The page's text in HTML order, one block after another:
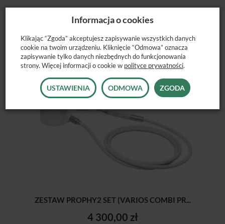
ZESTAW PROPHY2 SET (VARIOS COMBI PR...
4 300,00 zł
Informacja o cookies
Klikając “Zgoda” akceptujesz zapisywanie wszystkich danych
cookie na twoim urządzeniu. Kliknięcie “Odmowa” oznacza
zapisywanie tylko danych niezbędnych do funkcjonowania
strony. Więcej informacji o cookie w polityce prywatności.
USTAWIENIA ODMOWA ZGODA